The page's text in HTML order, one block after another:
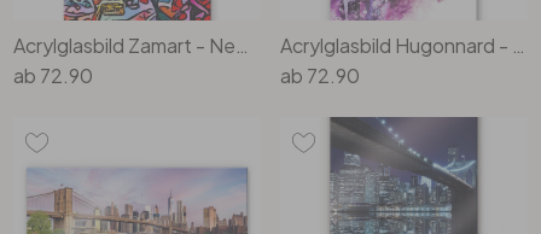
Acrylglasbild Zamart - New York Empire State Building - Rizzi-Stil
ab 72.90
Acrylglasbild Hugonnard - Watercolour New York View
ab 72.90